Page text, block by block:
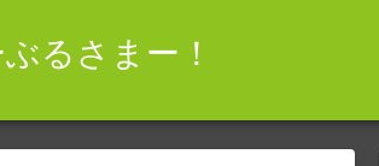
るさまー！